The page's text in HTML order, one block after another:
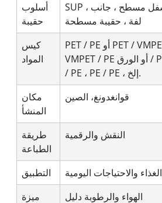
أسلوب
حقيبة
SUP ، أسفل مسطح ، جانب Gusset ، فيلم
لفة ، حقيبة مسطحة
كيس
المواد
PET / PE أو PET / VMPET / PE أو OPP /
VMPET / PE أو الورق / PET / PE ، PET / AL
/ PE ، PE / PE ، إلخ.
مكان
المنشأ
قوانغدونغ، الصين
طريقة
الطباعة
النقش والرقمية
التطبيق
الغذاء والاحتياجات اليومية
ميزة
الهواء والرطوبة دليل